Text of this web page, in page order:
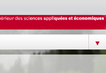
▼